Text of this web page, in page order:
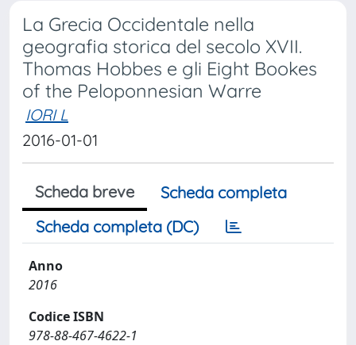
La Grecia Occidentale nella
geografia storica del secolo XVII.
Thomas Hobbes e gli Eight Bookes
of the Peloponnesian Warre
IORI L
2016-01-01
Scheda breve
Scheda completa
Scheda completa (DC)
Anno
2016
Codice ISBN
978-88-467-4622-1